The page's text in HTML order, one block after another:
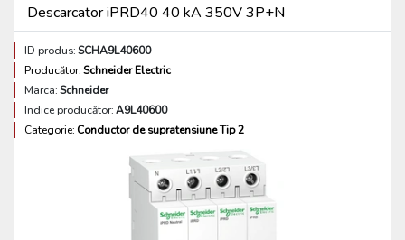
Descarcator iPRD40 40 kA 350V 3P+N
ID produs:SCHA9L40600
Producător:Schneider Electric
Marca:Schneider
Indice producător:A9L40600
Categorie: Conductor de supratensiune Tip 2